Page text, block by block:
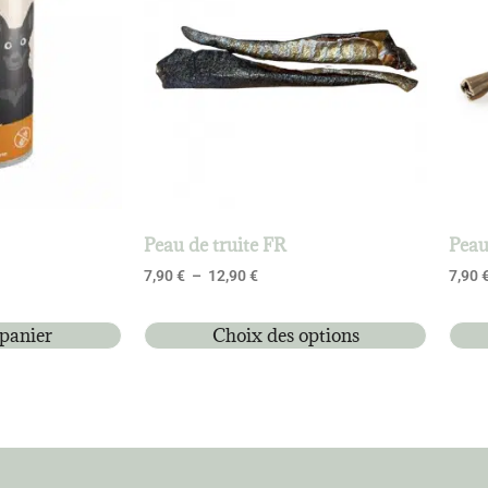
Peau de truite FR
7,90€ – 12,90€
Choix des options
7,90